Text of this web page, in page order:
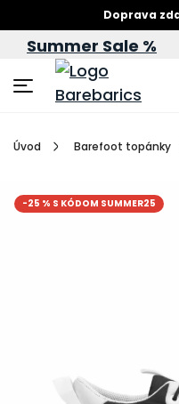
Doprava
Summer Sale
Summer Sale %
Úvod Barefoot topánky
-25 % S KÓDOM SUMMER25